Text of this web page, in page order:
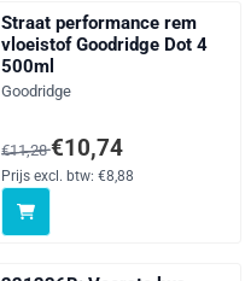
Straat performance rem
vloeistof Goodridge Dot 4
500ml
Merk:
Goodridge
Van 11,28 voor 10,74,
€11,28€10,74
Prijs excl. btw: €8,88